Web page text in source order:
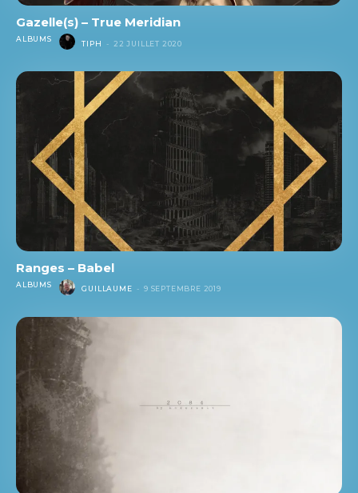
Gazelle(s) – True Meridian
ALBUMS TIPH - 22 JUILLET 2020
Ranges – Babel
ALBUMS GUILLAUME - 9 SEPTEMBRE 2019